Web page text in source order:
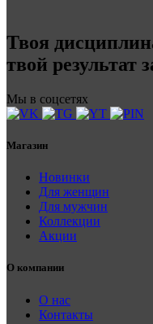
Твоя
твой результат
Мы в соцсетях
Магазин
Новинки
Для женщин
Для мужчин
Коллекции
Акции
О компании
О нас
Контакты